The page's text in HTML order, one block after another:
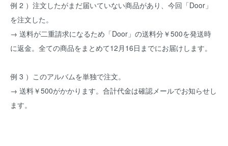
例 2 ）注文したがまだ届いていない商品があり、今回「Door」
を注文した。
→ 送料が二重請求になるため「Door」の送料分￥500を発送時
に返金。全ての商品をまとめて12月16日までにお届けします。
例 3 ）このアルバムを単独で注文。
→ 送料￥500がかかります。合計代金は確認メールでお知らせし
ます。